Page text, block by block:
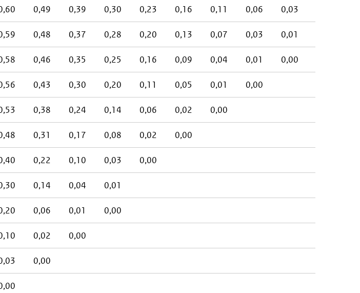
0,49 0,39 0,30 0,23 0,16 0,11 0,06 0,03
0,48 0,37 0,28 0,20 0,13 0,07 0,03 0,01
0,46 0,35 0,25 0,16 0,09 0,04 0,01 0,00
0,43 0,30 0,20 0,11 0,05 0,01 0,00
0,38 0,24 0,14 0,06 0,02 0,00
0,31 0,17 0,08 0,02 0,00
0,22 0,10 0,03 0,00
0,14 0,04 0,01
0,06 0,01 0,00
0,02 0,00
0,00